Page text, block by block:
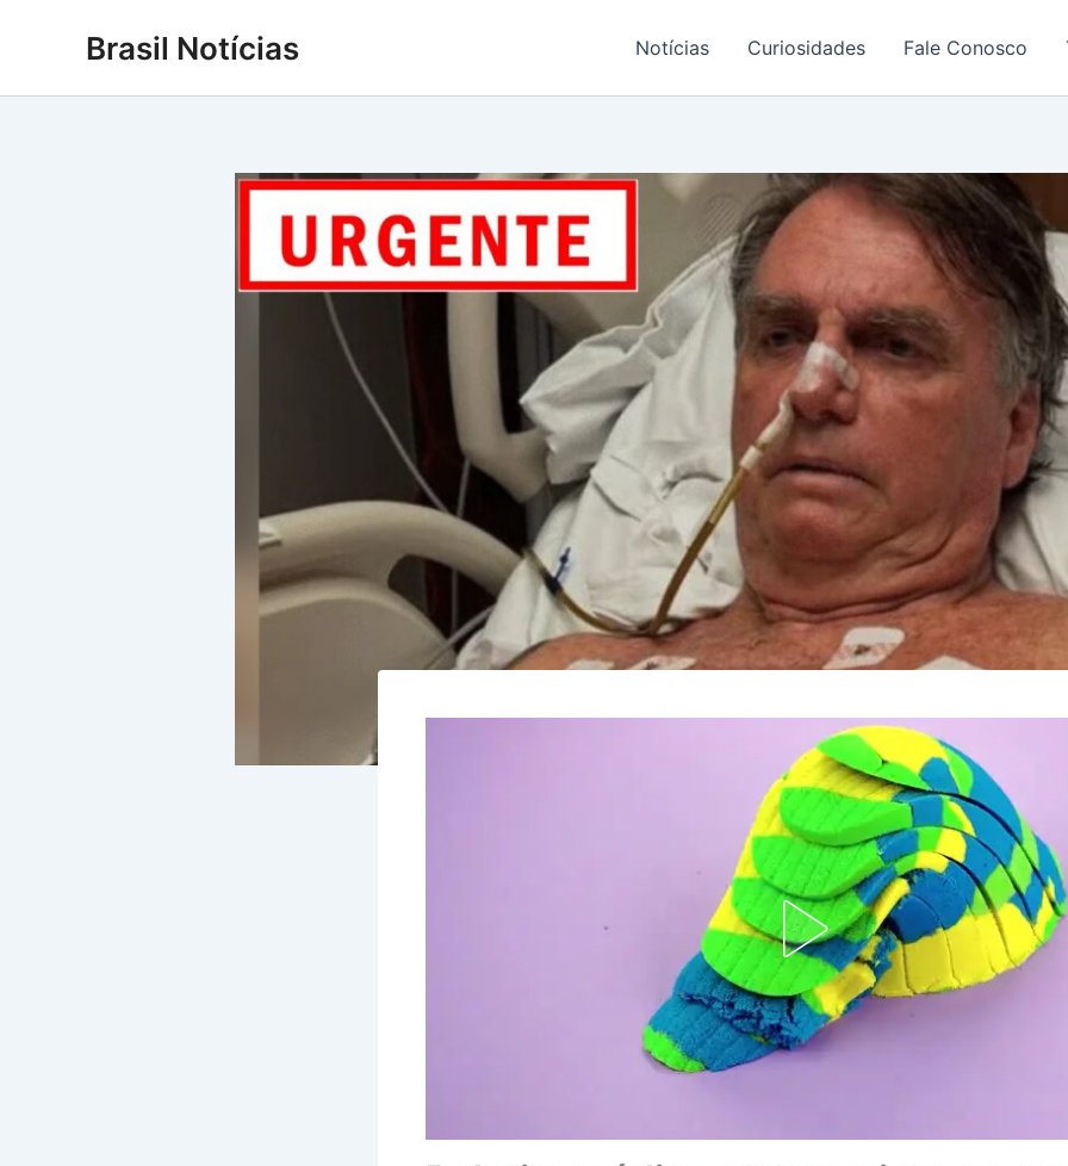
Brasil Notícias Notícias Curiosidades Fale Conosco